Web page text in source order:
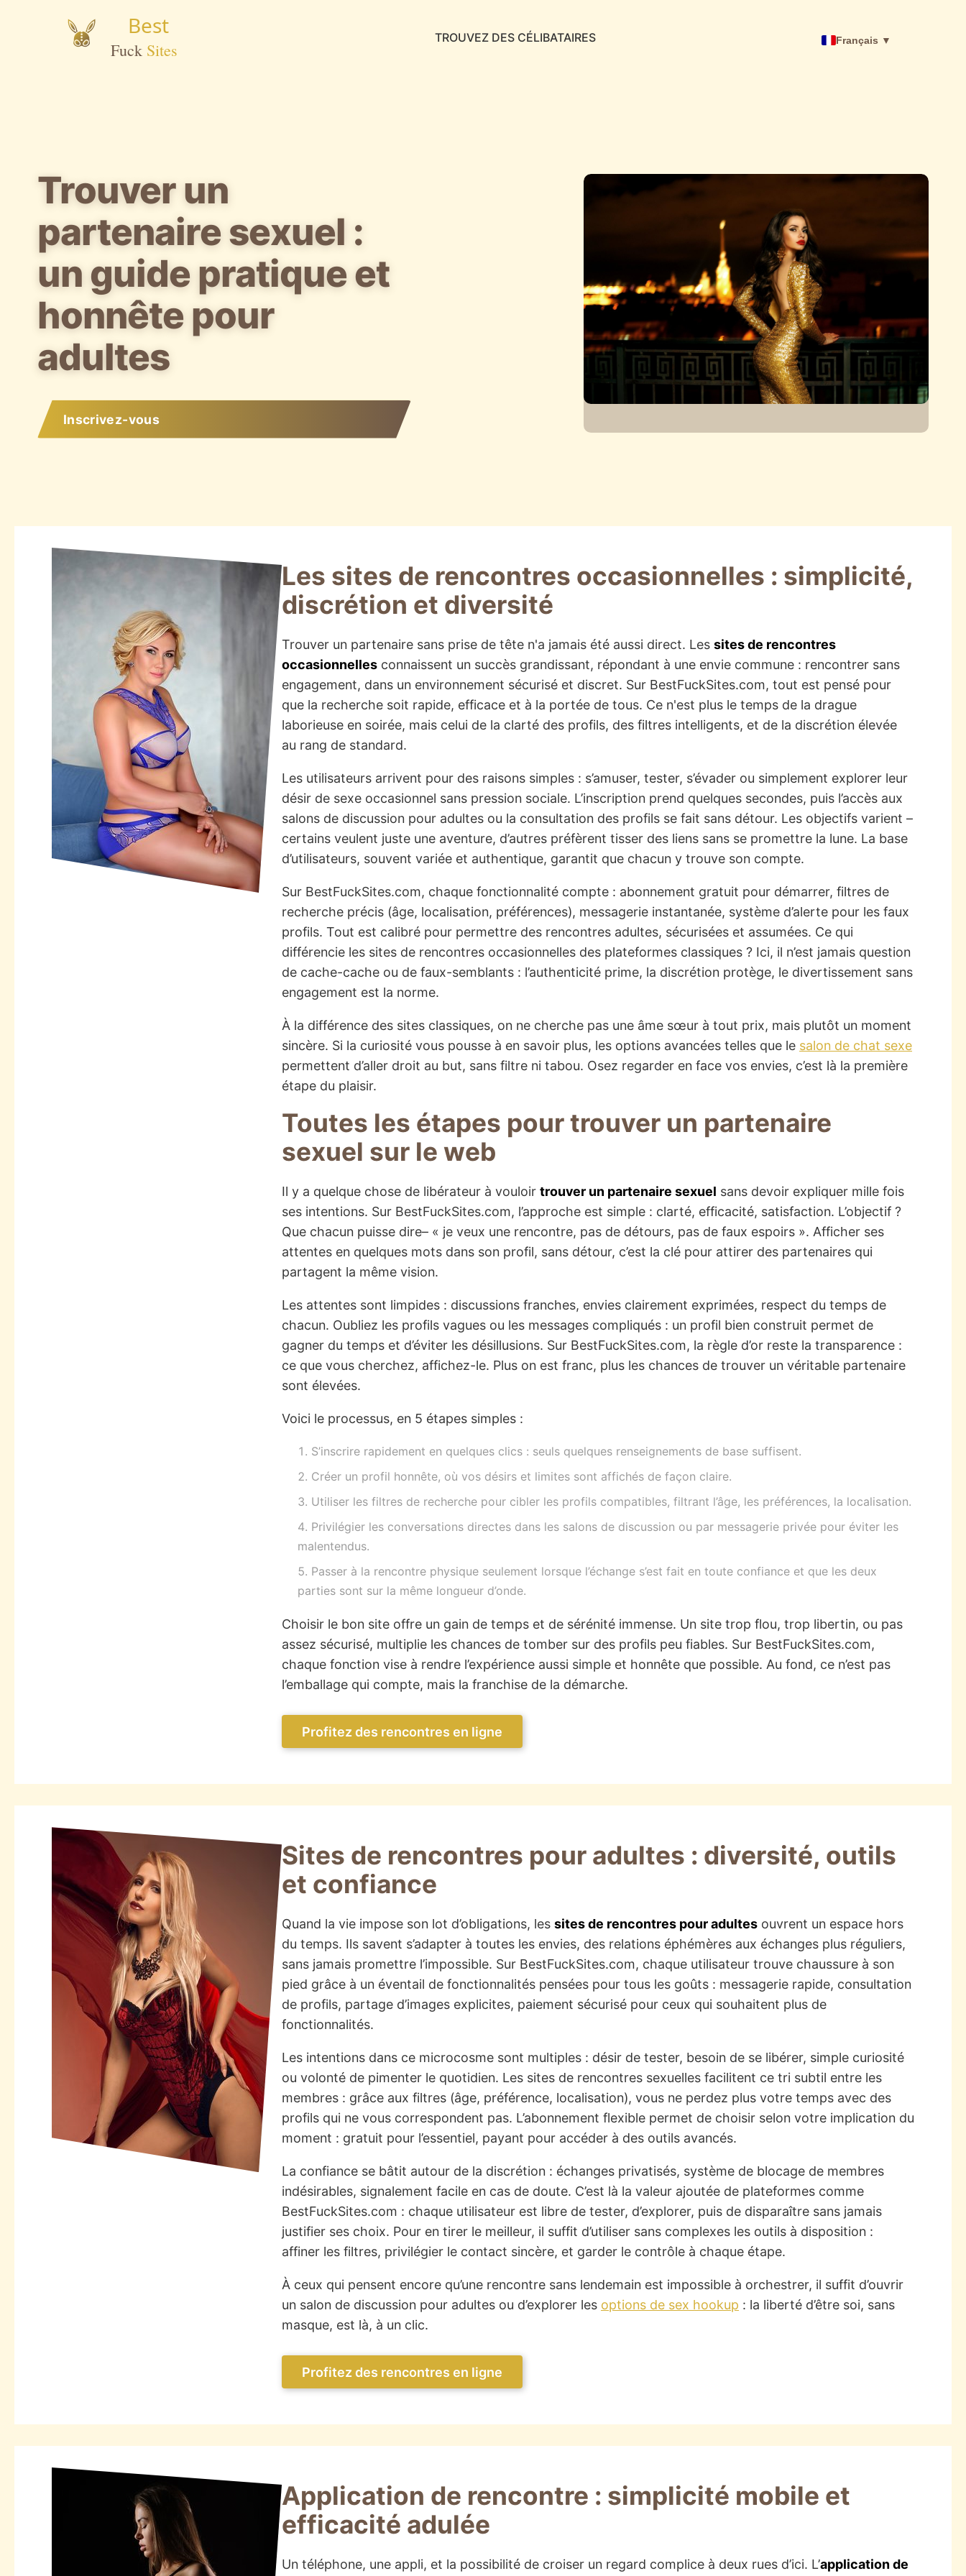
TROUVEZ DES CÉLIBATAIRES Français ▼
Trouver un
partenaire sexuel :
un guide pratique et
honnête pour
adultes
Inscrivez-vous
Les sites de rencontres occasionnelles : simplicité,
discrétion et diversité
Trouver un partenaire sans prise de tête n'a jamais été aussi direct. Les sites de rencontres
occasionnelles connaissent un succès grandissant, répondant à une envie commune : rencontrer sans
engagement, dans un environnement sécurisé et discret. Sur BestFuckSites.com, tout est pensé pour
que la recherche soit rapide, efficace et à la portée de tous. Ce n'est plus le temps de la drague
laborieuse en soirée, mais celui de la clarté des profils, des filtres intelligents, et de la discrétion élevée
au rang de standard.
Les utilisateurs arrivent pour des raisons simples : s’amuser, tester, s’évader ou simplement explorer leur
désir de sexe occasionnel sans pression sociale. L’inscription prend quelques secondes, puis l’accès aux
salons de discussion pour adultes ou la consultation des profils se fait sans détour. Les objectifs varient –
certains veulent juste une aventure, d’autres préfèrent tisser des liens sans se promettre la lune. La base
d’utilisateurs, souvent variée et authentique, garantit que chacun y trouve son compte.
Sur BestFuckSites.com, chaque fonctionnalité compte : abonnement gratuit pour démarrer, filtres de
recherche précis (âge, localisation, préférences), messagerie instantanée, système d’alerte pour les faux
profils. Tout est calibré pour permettre des rencontres adultes, sécurisées et assumées. Ce qui
différencie les sites de rencontres occasionnelles des plateformes classiques ? Ici, il n’est jamais question
de cache-cache ou de faux-semblants : l’authenticité prime, la discrétion protège, le divertissement sans
engagement est la norme.
À la différence des sites classiques, on ne cherche pas une âme sœur à tout prix, mais plutôt un moment
sincère. Si la curiosité vous pousse à en savoir plus, les options avancées telles que le salon de chat sexe
permettent d’aller droit au but, sans filtre ni tabou. Osez regarder en face vos envies, c’est là la première
étape du plaisir.
Toutes les étapes pour trouver un partenaire
sexuel sur le web
Il y a quelque chose de libérateur à vouloir trouver un partenaire sexuel sans devoir expliquer mille fois
ses intentions. Sur BestFuckSites.com, l’approche est simple : clarté, efficacité, satisfaction. L’objectif ?
Que chacun puisse dire– « je veux une rencontre, pas de détours, pas de faux espoirs ». Afficher ses
attentes en quelques mots dans son profil, sans détour, c’est la clé pour attirer des partenaires qui
partagent la même vision.
Les attentes sont limpides : discussions franches, envies clairement exprimées, respect du temps de
chacun. Oubliez les profils vagues ou les messages compliqués : un profil bien construit permet de
gagner du temps et d’éviter les désillusions. Sur BestFuckSites.com, la règle d’or reste la transparence :
ce que vous cherchez, affichez-le. Plus on est franc, plus les chances de trouver un véritable partenaire
sont élevées.
Voici le processus, en 5 étapes simples :
S’inscrire rapidement en quelques clics : seuls quelques renseignements de base suffisent.
Créer un profil honnête, où vos désirs et limites sont affichés de façon claire.
Utiliser les filtres de recherche pour cibler les profils compatibles, filtrant l’âge, les préférences, la localisation.
Privilégier les conversations directes dans les salons de discussion ou par messagerie privée pour éviter les
malentendus.
Passer à la rencontre physique seulement lorsque l’échange s’est fait en toute confiance et que les deux
parties sont sur la même longueur d’onde.
Choisir le bon site offre un gain de temps et de sérénité immense. Un site trop flou, trop libertin, ou pas
assez sécurisé, multiplie les chances de tomber sur des profils peu fiables. Sur BestFuckSites.com,
chaque fonction vise à rendre l’expérience aussi simple et honnête que possible. Au fond, ce n’est pas
l’emballage qui compte, mais la franchise de la démarche.
Profitez des rencontres en ligne
Sites de rencontres pour adultes : diversité, outils
et confiance
Quand la vie impose son lot d’obligations, les sites de rencontres pour adultes ouvrent un espace hors
du temps. Ils savent s’adapter à toutes les envies, des relations éphémères aux échanges plus réguliers,
sans jamais promettre l’impossible. Sur BestFuckSites.com, chaque utilisateur trouve chaussure à son
pied grâce à un éventail de fonctionnalités pensées pour tous les goûts : messagerie rapide, consultation
de profils, partage d’images explicites, paiement sécurisé pour ceux qui souhaitent plus de
fonctionnalités.
Les intentions dans ce microcosme sont multiples : désir de tester, besoin de se libérer, simple curiosité
ou volonté de pimenter le quotidien. Les sites de rencontres sexuelles facilitent ce tri subtil entre les
membres : grâce aux filtres (âge, préférence, localisation), vous ne perdez plus votre temps avec des
profils qui ne vous correspondent pas. L’abonnement flexible permet de choisir selon votre implication du
moment : gratuit pour l’essentiel, payant pour accéder à des outils avancés.
La confiance se bâtit autour de la discrétion : échanges privatisés, système de blocage de membres
indésirables, signalement facile en cas de doute. C’est là la valeur ajoutée de plateformes comme
BestFuckSites.com : chaque utilisateur est libre de tester, d’explorer, puis de disparaître sans jamais
justifier ses choix. Pour en tirer le meilleur, il suffit d’utiliser sans complexes les outils à disposition :
affiner les filtres, privilégier le contact sincère, et garder le contrôle à chaque étape.
À ceux qui pensent encore qu’une rencontre sans lendemain est impossible à orchestrer, il suffit d’ouvrir
un salon de discussion pour adultes ou d’explorer les options de sex hookup : la liberté d’être soi, sans
masque, est là, à un clic.
Profitez des rencontres en ligne
Application de rencontre : simplicité mobile et
efficacité adulée
Un téléphone, une appli, et la possibilité de croiser un regard complice à deux rues d’ici. L’application de